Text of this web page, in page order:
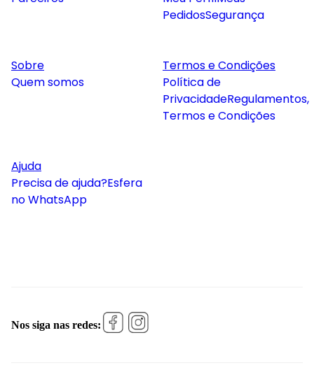
PedidosSegurança
Sobre
Quem somos
Termos e Condições
Política de
PrivacidadeRegulamentos,
Termos e Condições
Ajuda
Precisa de ajuda?Esfera
no WhatsApp
Nos siga nas redes: